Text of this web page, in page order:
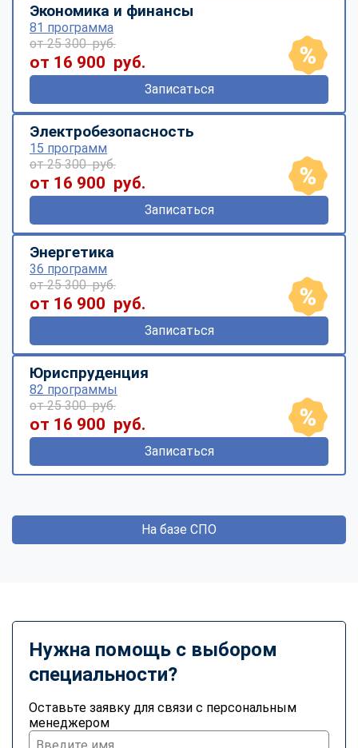
Экономика и финансы
81 программа
от 25 300 руб.
от 16 900 руб.
Записаться
Электробезопасность
15 программ
от 25 300 руб.
от 16 900 руб.
Записаться
Энергетика
36 программ
от 25 300 руб.
от 16 900 руб.
Записаться
Юриспруденция
82 программы
от 25 300 руб.
от 16 900 руб.
Записаться
На базе СПО
Нужна помощь с выбором
специальности?
Оставьте заявку для связи с персональным
менеджером